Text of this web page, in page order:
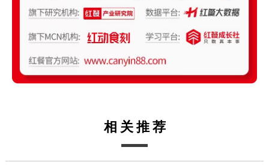
相关推荐